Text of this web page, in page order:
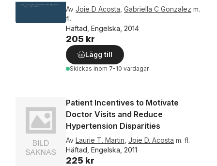
Av Joie D Acosta Gabriella C Gonzalez m.
fl.
Häftad, Engelska, 2014
205 kr
Lägg till
Skickas inom 7-10 vardagar
Patient Incentives to Motivate
Doctor Visits and Reduce
Hypertension Disparities
Av Laurie T. Martin Joie D. Acosta m. fl.
Häftad, Engelska, 2011
225 kr